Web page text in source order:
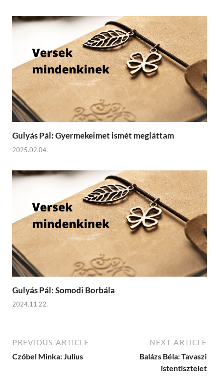
Gulyás Pál: Gyermekeimet ismét megláttam
2025.02.04.
Gulyás Pál: Somodi Borbála
2024.11.22.
PREVIOUS ARTICLE
Czóbel Minka: Julius
NEXT ARTICLE
Balázs Béla: Tavaszi
istentisztelet